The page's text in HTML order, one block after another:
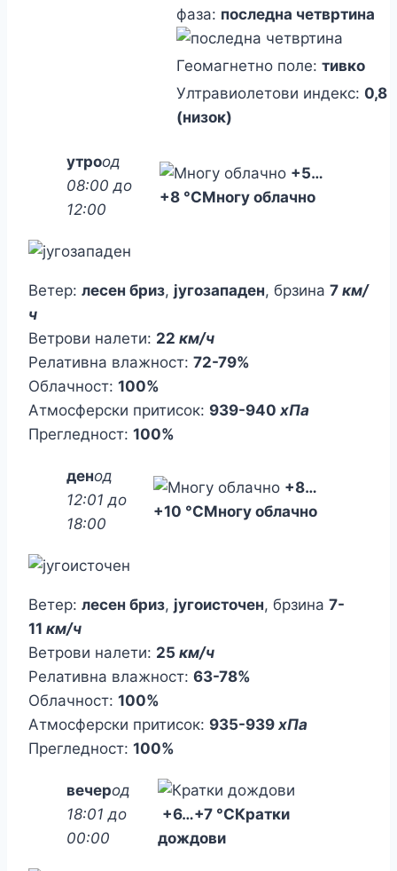
фаза: последна четвртина
Геомагнетно поле: тивко
Ултравиолетови индекс: 0,8
(низок)
утроод
08:00 до
12:00
+5…
+8 °CМногу облачно
Ветер: лесен бриз, југозападен, брзина 7 км/
ч
Ветрови налети: 22 км/ч
Релативна влажност: 72-79%
Облачност: 100%
Атмосферски притисок: 939-940 хПа
Прегледност: 100%
денод
12:01 до
18:00
+8…
+10 °CМногу облачно
Ветер: лесен бриз, југоисточен, брзина 7-
11 км/ч
Ветрови налети: 25 км/ч
Релативна влажност: 63-78%
Облачност: 100%
Атмосферски притисок: 935-939 хПа
Прегледност: 100%
вечерод
18:01 до
00:00
+6…+7 °CКратки
дождови